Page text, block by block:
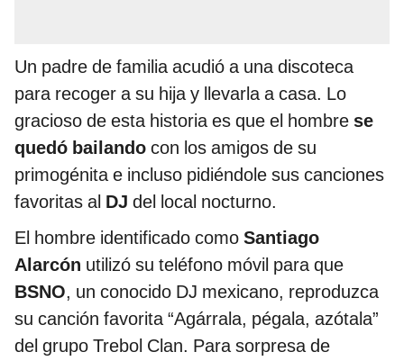
Un padre de familia acudió a una discoteca
para recoger a su hija y llevarla a casa. Lo
gracioso de esta historia es que el hombre se
quedó bailando con los amigos de su
primogénita e incluso pidiéndole sus canciones
favoritas al DJ del local nocturno.
El hombre identificado como Santiago
Alarcón utilizó su teléfono móvil para que
BSNO, un conocido DJ mexicano, reproduzca
su canción favorita “Agárrala, pégala, azótala”
del grupo Trebol Clan. Para sorpresa de